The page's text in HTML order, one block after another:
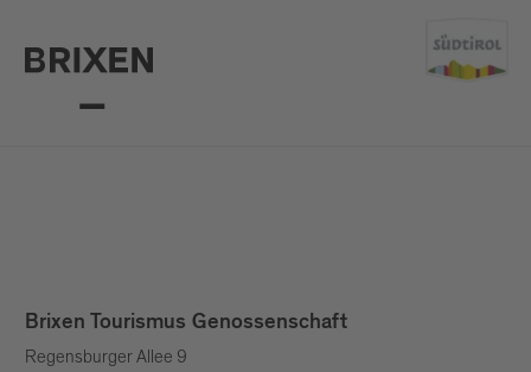
Brixen Tourismus Genossenschaft
Regensburger Allee 9